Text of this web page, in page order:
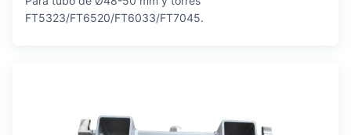
FT5323/FT6520/FT6033/FT7045.